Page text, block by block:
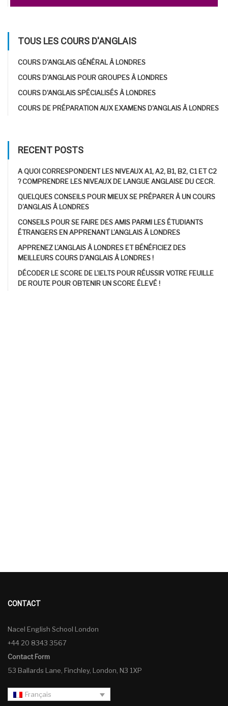
TOUS LES COURS D'ANGLAIS
COURS D'ANGLAIS GÉNÉRAL À LONDRES
COURS D'ANGLAIS POUR GROUPES À LONDRES
COURS D'ANGLAIS SPÉCIALISÉS À LONDRES
COURS DE PRÉPARATION AUX EXAMENS D'ANGLAIS À LONDRES
RECENT POSTS
A QUOI CORRESPONDENT LES NIVEAUX A1, A2, B1, B2, C1 ET C2
? COMPRENDRE LES NIVEAUX DE LANGUE ANGLAISE DU CECR.
QUELQUES CONSEILS POUR MIEUX SE PRÉPARER À UN COURS
D’ANGLAIS À LONDRES
CONSEILS POUR SE FAIRE DES AMIS PARMI LES ÉTUDIANTS
ÉTRANGERS EN APPRENANT L’ANGLAIS À LONDRES
APPRENEZ L’ANGLAIS À LONDRES ET BÉNÉFICIEZ DES
MEILLEURS COURS D’ANGLAIS À LONDRES !
DÉCODER LE SCORE DE L’IELTS POUR RÉUSSIR VOTRE FEUILLE
DE ROUTE POUR OBTENIR UN SCORE ÉLEVÉ !
CONTACT
Nacel English School London
+44 20 8343 3567
Contact Form
53 Ballards Lane, Finchley, London, N3 1XP
Français